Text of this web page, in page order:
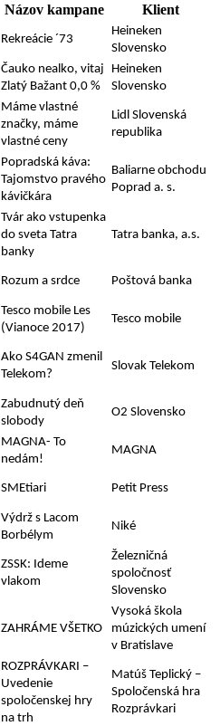
Názov kampane Klient
Rekreácie ´73
Heineken
Slovensko
Čauko nealko, vitaj
Zlatý Bažant 0,0 %
Heineken
Slovensko
Máme vlastné
značky, máme
vlastné ceny
Lidl Slovenská
republika
Popradská káva:
Tajomstvo pravého
kávičkára
Baliarne obchodu
Poprad a. s.
Tvár ako vstupenka
do sveta Tatra
banky
Tatra banka, a.s.
Rozum a srdce Poštová banka
Tesco mobile Les
(Vianoce 2017)
Tesco mobile
Ako S4GAN zmenil
Telekom?
Slovak Telekom
Zabudnutý deň
slobody
O2 Slovensko
MAGNA- To
nedám!
MAGNA
SMEtiari Petit Press
Výdrž s Lacom
Borbélym
Niké
ZSSK: Ideme
vlakom
Železničná
spoločnosť
Slovensko
ZAHRÁME VŠETKO
Vysoká škola
múzických umení
v Bratislave
ROZPRÁVKARI –
Uvedenie
spoločenskej hry
na trh
Matúš Teplický –
Spoločenská hra
Rozprávkari